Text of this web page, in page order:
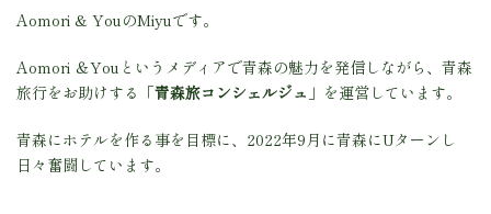
Aomori & YouのMiyuです。
Aomori ＆Youというメディアで青森の魅力を発信しながら、青森
旅行をお助けする「青森旅コンシェルジュ 」 を運営しています。
青森にホテルを作る事を目標に、2022年9月に青森にUターンし
日々奮闘しています。